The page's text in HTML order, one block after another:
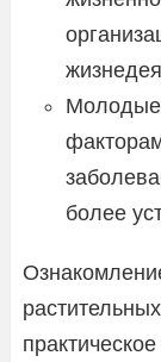
Молодые
более